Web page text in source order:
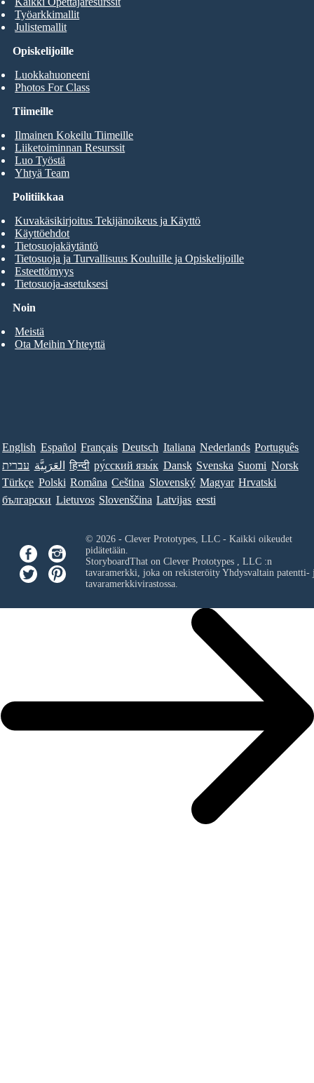
Opiskelijoille
Luokkahuoneeni
Photos For Class
Työarkkimallit
Julistemallit
Tiimeille
Ilmainen Kokeilu Tiimeille
Liiketoiminnan Resurssit
Luo Työstä
Yhtyä Team
Noin
Meistä
Ota Meihin Yhteyttä
Politiikkaa
Kuvakäsikirjoitus Tekijänoikeus ja Käyttö
Käyttöehdot
Tietosuojakäytäntö
Tietosuoja ja Turvallisuus Kouluille ja Opiskelijoille
Esteettömyys
Tietosuoja-asetuksesi
English Español Français Deutsch Italiana Nederlands Português
עברית العَرَبِيَّة हिन्दी ру́сский язы́к Dansk Svenska Suomi Norsk
Türkçe Polski Româna Ceština Slovenský Magyar Hrvatski
български Lietuvos Slovenščina Latvijas eesti
© 2026 - Clever Prototypes, LLC - Kaikki oikeudet
pidätetään.
StoryboardThat on Clever Prototypes , LLC:n
tavaramerkki, joka on rekisteröity Yhdysvaltain patentti-
tavaramerkkivirastossa.